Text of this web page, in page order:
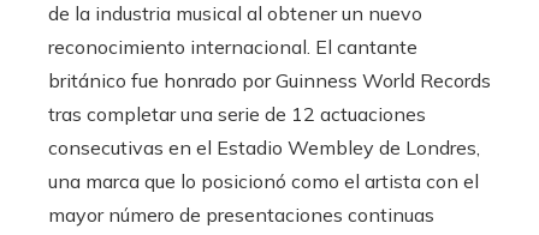
de la industria musical al obtener un nuevo
reconocimiento internacional. El cantante
británico fue honrado por Guinness World Records
tras completar una serie de 12 actuaciones
consecutivas en el Estadio Wembley de Londres,
una marca que lo posicionó como el artista con el
mayor número de presentaciones continuas